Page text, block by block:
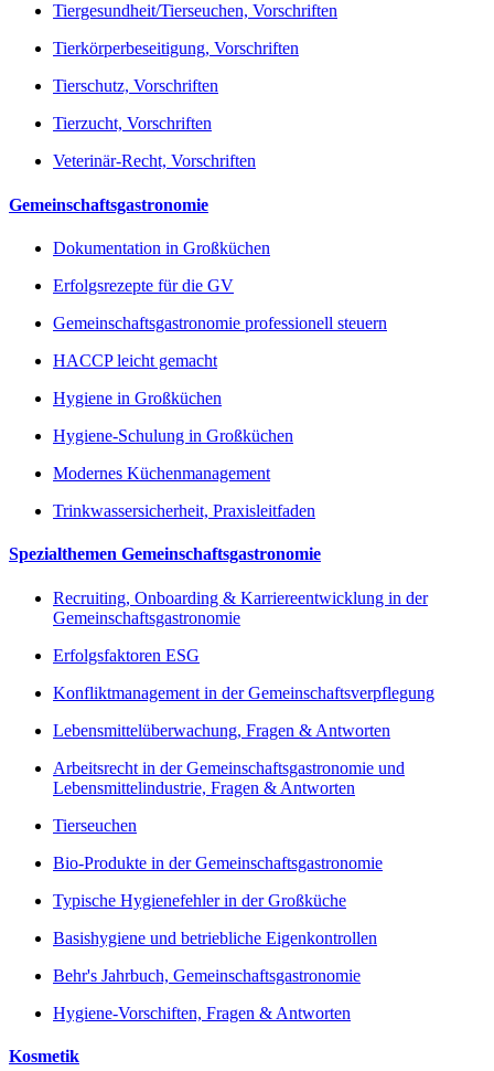
Tiergesundheit/Tierseuchen, Vorschriften
Tierkörperbeseitigung, Vorschriften
Tierschutz, Vorschriften
Tierzucht, Vorschriften
Veterinär-Recht, Vorschriften
Gemeinschaftsgastronomie
Dokumentation in Großküchen
Erfolgsrezepte für die GV
Gemeinschaftsgastronomie professionell steuern
HACCP leicht gemacht
Hygiene in Großküchen
Hygiene-Schulung in Großküchen
Modernes Küchenmanagement
Trinkwassersicherheit, Praxisleitfaden
Spezialthemen Gemeinschaftsgastronomie
Recruiting, Onboarding & Karriereentwicklung in der
Gemeinschaftsgastronomie
Erfolgsfaktoren ESG
Konfliktmanagement in der Gemeinschaftsverpflegung
Lebensmittelüberwachung, Fragen & Antworten
Arbeitsrecht in der Gemeinschaftsgastronomie und
Lebensmittelindustrie, Fragen & Antworten
Tierseuchen
Bio-Produkte in der Gemeinschaftsgastronomie
Typische Hygienefehler in der Großküche
Basishygiene und betriebliche Eigenkontrollen
Behr's Jahrbuch, Gemeinschaftsgastronomie
Hygiene-Vorschiften, Fragen & Antworten
Kosmetik